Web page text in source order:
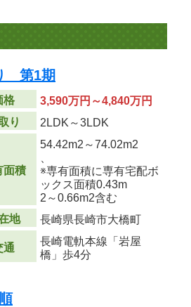
第1期
格
3,590万円～4,840万円
り
2LDK～3LDK
面積
54.42m2 ～74.02m2
※専有面積に専有宅配ボ
ックス面積0.43m
2 ～0.66m2含む
地
長崎県長崎市大橋町
通
長崎電軌本線「岩屋
橋」歩4分